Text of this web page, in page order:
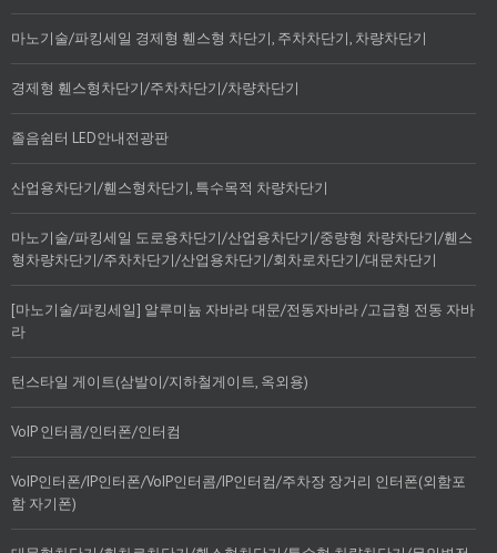
마노기술/파킹세일 경제형 휀스형 차단기, 주차차단기, 차량차단기
경제형 휀스형차단기/주차차단기/차량차단기
졸음쉼터 LED안내전광판
산업용차단기/휀스형차단기, 특수목적 차량차단기
마노기술/파킹세일 도로용차단기/산업용차단기/중량형 차량차단기/휀스
형차량차단기/주차차단기/산업용차단기/회차로차단기/대문차단기
[마노기술/파킹세일] 알루미늄 자바라 대문/전동자바라 /고급형 전동 자바
라
턴스타일 게이트(삼발이/지하철게이트, 옥외용)
VoIP 인터콤/인터폰/인터컴
VoIP인터폰/IP인터폰/VoIP인터콤/IP인터컴/주차장 장거리 인터폰(외함포
함 자기폰)